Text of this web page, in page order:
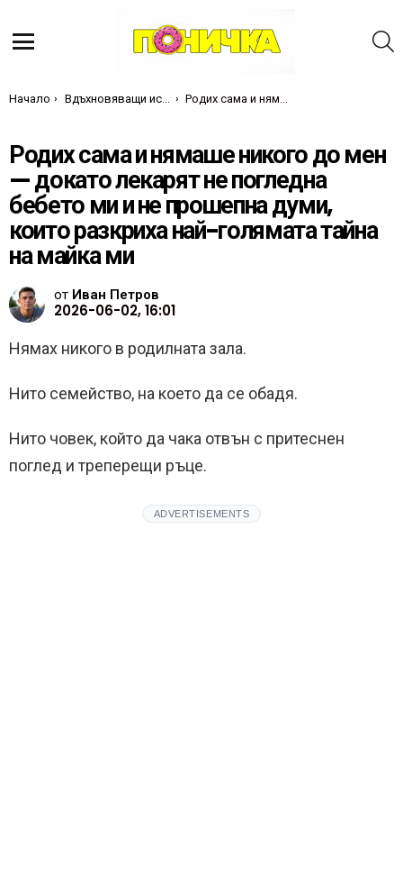
Ти си тук:
Начало Вдъхновяващи истории Родих сама и нямаше никого до мен — докато лекарят не погледна бебето ми и не прошепна думи, които разкриха най-голямата тайна на майка ми
Родих сама и нямаше никого до мен
— докато лекарят не погледна
бебето ми и не прошепна думи,
които разкриха най-голямата тайна
на майка ми
от Иван Петров
2026-06-02, 16:01
Нямах никого в родилната зала.
Нито семейство, на което да се обадя.
Нито човек, който да чака отвън с притеснен
поглед и треперещи ръце.
ADVERTISEMENTS